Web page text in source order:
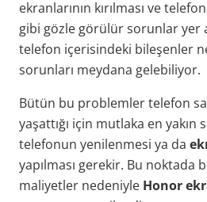
ekranlarının kırılması ve
gibi gözle görülür sorunlar yer
telefon içerisindeki bileşenler
sorunları meydana gelebiliyor.
Bütün bu problemler telefon
yaşattığı için mutlaka en yakın
telefonun yenilenmesi ya da
yapılması gerekir. Bu noktada
maliyetler nedeniyle Honor